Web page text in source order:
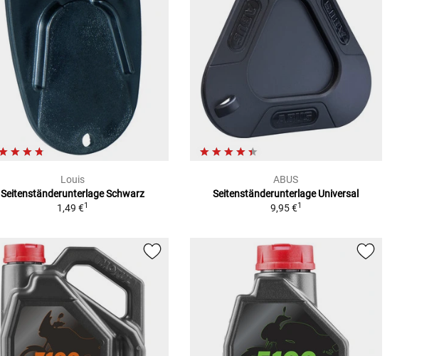
Louis
Seitenständerunterlage Schwarz
1,49 €1
ABUS
Seitenständerunterlage Universal
9,95 €1